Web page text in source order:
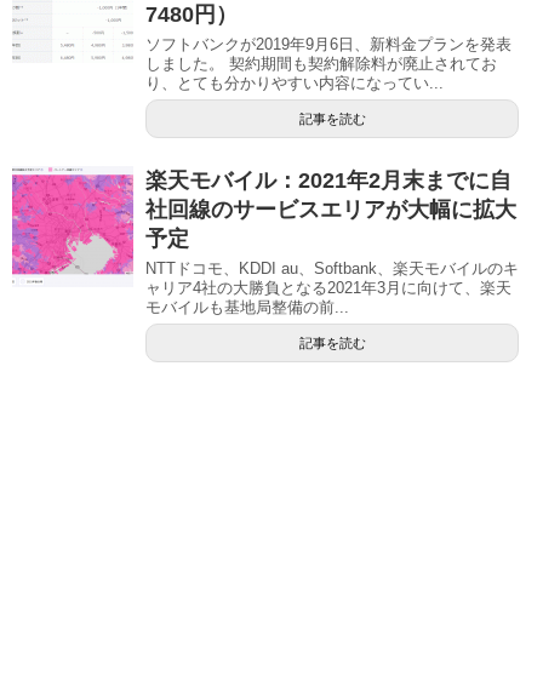
7480円）
ソフトバンクが2019年9月6日、新料金プランを発表
しました。 契約期間も契約解除料が廃止されてお
り、とても分かりやすい内容になってい...
記事を読む
楽天モバイル：2021年2月末までに自
社回線のサービスエリアが大幅に拡大
予定
NTTドコモ、KDDI au、Softbank、楽天モバイルのキ
ャリア4社の大勝負となる2021年3月に向けて、楽天
モバイルも基地局整備の前...
記事を読む